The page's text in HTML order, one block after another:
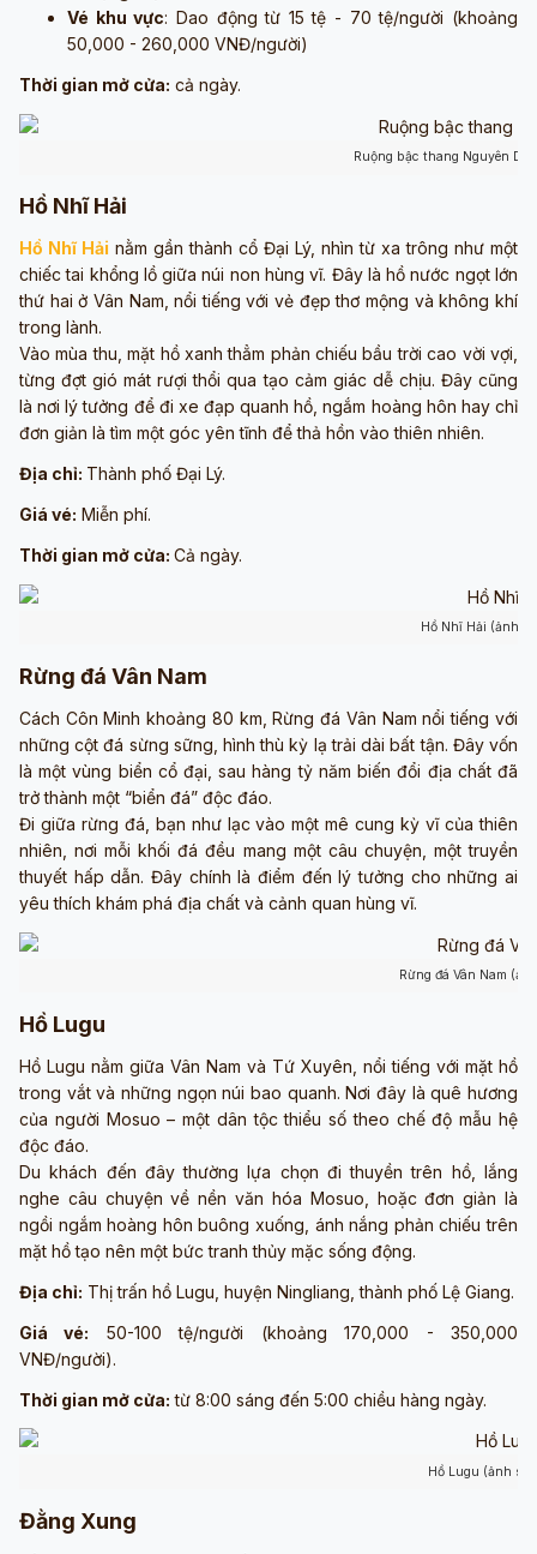
Vé khu vực: Dao động từ 15 tệ - 70 tệ/người (khoảng
50,000 - 260,000 VNĐ/người)
Thời gian mở cửa: cả ngày.
Ruộng bậc thang Nguyên
Hồ Nhĩ Hải
Hồ Nhĩ Hải nằm gần thành cổ Đại Lý, nhìn từ xa trông như một
chiếc tai khổng lồ giữa núi non hùng vĩ. Đây là hồ nước ngọt lớn
thứ hai ở Vân Nam, nổi tiếng với vẻ đẹp thơ mộng và không khí
trong lành.
Vào mùa thu, mặt hồ xanh thẳm phản chiếu bầu trời cao vời vợi,
từng đợt gió mát rượi thổi qua tạo cảm giác dễ chịu. Đây cũng
là nơi lý tưởng để đi xe đạp quanh hồ, ngắm hoàng hôn hay chỉ
đơn giản là tìm một góc yên tĩnh để thả hồn vào thiên nhiên.
Địa chỉ: Thành phố Đại Lý.
Giá vé: Miễn phí.
Thời gian mở cửa: Cả ngày.
Hồ Nhĩ Hải (ảnh
Rừng đá Vân Nam
Cách Côn Minh khoảng 80 km, Rừng đá Vân Nam nổi tiếng với
những cột đá sừng sững, hình thù kỳ lạ trải dài bất tận. Đây vốn
là một vùng biển cổ đại, sau hàng tỷ năm biến đổi địa chất đã
trở thành một “biển đá” độc đáo.
Đi giữa rừng đá, bạn như lạc vào một mê cung kỳ vĩ của thiên
nhiên, nơi mỗi khối đá đều mang một câu chuyện, một truyền
thuyết hấp dẫn. Đây chính là điểm đến lý tưởng cho những ai
yêu thích khám phá địa chất và cảnh quan hùng vĩ.
Rừng đá Vân Nam
Hồ Lugu
Hồ Lugu nằm giữa Vân Nam và Tứ Xuyên, nổi tiếng với mặt hồ
trong vắt và những ngọn núi bao quanh. Nơi đây là quê hương
của người Mosuo – một dân tộc thiểu số theo chế độ mẫu hệ
độc đáo.
Du khách đến đây thường lựa chọn đi thuyền trên hồ, lắng
nghe câu chuyện về nền văn hóa Mosuo, hoặc đơn giản là
ngồi ngắm hoàng hôn buông xuống, ánh nắng phản chiếu trên
mặt hồ tạo nên một bức tranh thủy mặc sống động.
Địa chỉ: Thị trấn hồ Lugu, huyện Ningliang, thành phố Lệ Giang.
Giá vé: 50-100 tệ/người (khoảng 170,000 - 350,000
VNĐ/người).
Thời gian mở cửa: từ 8:00 sáng đến 5:00 chiều hàng ngày.
Hồ Lugu (ảnh
Đằng Xung